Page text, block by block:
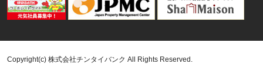
Copyright(c) 株式会社チンタイバンク All Rights Reserved.